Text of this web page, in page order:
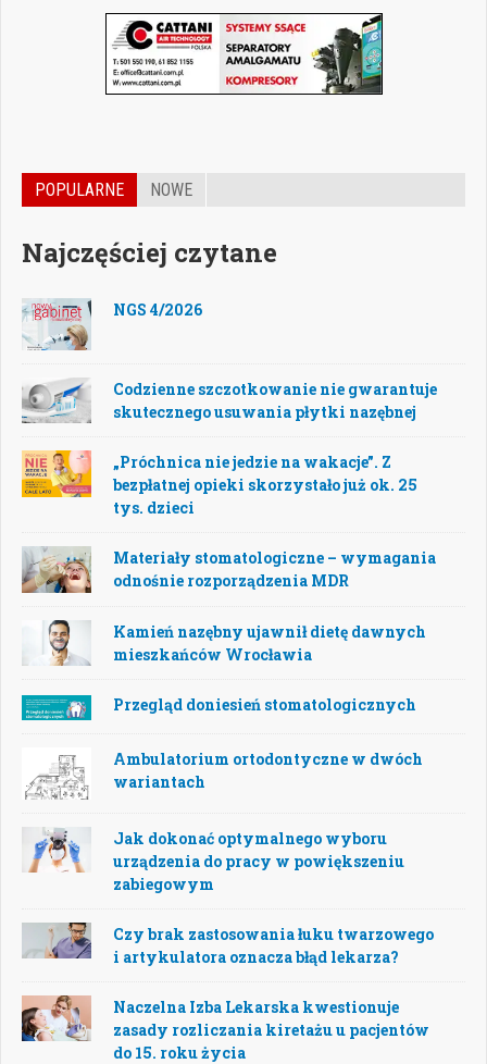
POPULARNE NOWE
Najczęściej czytane
NGS 4/2026
Codzienne szczotkowanie nie gwarantuje
skutecznego usuwania płytki nazębnej
„Próchnica nie jedzie na wakacje”. Z
bezpłatnej opieki skorzystało już ok. 25
tys. dzieci
Materiały stomatologiczne – wymagania
odnośnie rozporządzenia MDR
Kamień nazębny ujawnił dietę dawnych
mieszkańców Wrocławia
Przegląd doniesień stomatologicznych
Ambulatorium ortodontyczne w dwóch
wariantach
Jak dokonać optymalnego wyboru
urządzenia do pracy w powiększeniu
zabiegowym
Czy brak zastosowania łuku twarzowego
i artykulatora oznacza błąd lekarza?
Naczelna Izba Lekarska kwestionuje
zasady rozliczania kiretażu u pacjentów
do 15. roku życia